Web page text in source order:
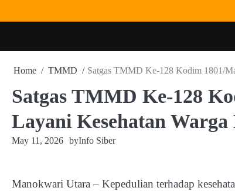
to
Home TMMD Satgas TMMD Ke-128 Kodim 1801/
Satgas TMMD Ke-128
Layani Kesehatan
May 11, 2026 byInfo Siber
Manokwari Utara – Kepedulian terhadap